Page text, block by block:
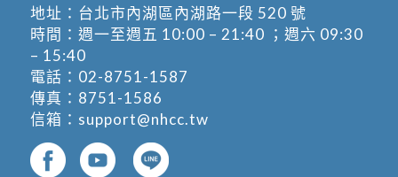
地址： 台北市內湖區內湖路一段 520 號
時間：週一至週五 10:00 – 21:40 ；週六 09:30
– 15:40
電話： 02-8751-1587
傳真：8751-1586
信箱： support@nhcc.tw